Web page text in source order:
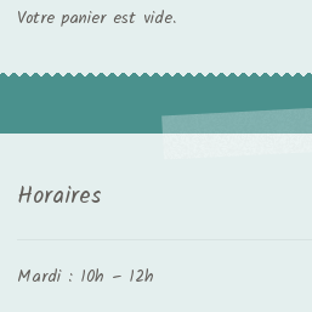
Votre panier est vide.
Horaires
Mardi : 10h – 12h